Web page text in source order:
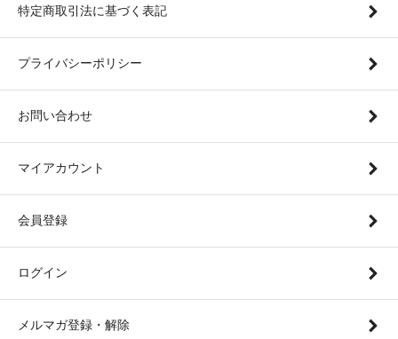
特定商取引法に基づく表記
プライバシーポリシー
お問い合わせ
マイアカウント
会員登録
ログイン
メルマガ登録・解除